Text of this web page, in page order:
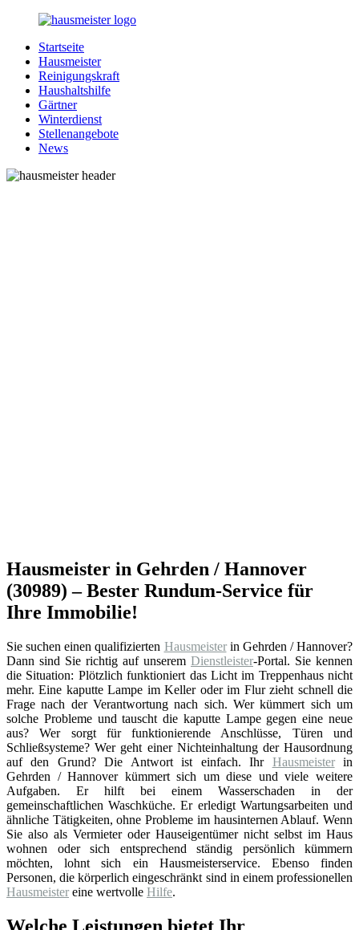
Zurück
Inhalt
Hausmeister.de
Alles
rund
Ihren
Haushalt
Startseite
Hausmeister
Reinigungskraft
Haushaltshilfe
Gärtner
Winterdienst
Stellenangebote
News
Hausmeister in Gehrden / Hannover
(30989) – Bester Rundum-Service für
Ihre Immobilie!
Sie suchen einen qualifizierten Hausmeisterin Gehrden / Hannover?
Dann sind Sie richtig auf unserem Dienstleister-Portal. Sie kennen
die Situation: Plötzlich funktioniert das Licht im Treppenhaus nicht
mehr. Eine kaputte Lampe im Keller oder im Flur zieht schnell die
Frage nach der Verantwortung nach sich. Wer kümmert sich um
solche Probleme und tauscht die kaputte Lampe gegen eine neue
aus? Wer sorgt für funktionierende Anschlüsse, Türen und
Schließsysteme? Wer geht einer Nichteinhaltung der Hausordnung
auf den Grund? Die Antwort ist einfach. Ihr Hausmeisterin
Gehrden / Hannover kümmert sich um diese und viele weitere
Aufgaben. Er hilft bei einem Wasserschaden in der
gemeinschaftlichen Waschküche. Er erledigt Wartungsarbeiten und
ähnliche Tätigkeiten, ohne Probleme im hausinternen Ablauf. Wenn
Sie also als Vermieter oder Hauseigentümer nicht selbst im Haus
wohnen oder sich entsprechend ständig persönlich kümmern
möchten, lohnt sich ein Hausmeisterservice. Ebenso finden
Personen, die körperlich eingeschränkt sind in einem professionellen
Hausmeister eine wertvolle Hilfe.
Welche Leistungen bietet Ihr